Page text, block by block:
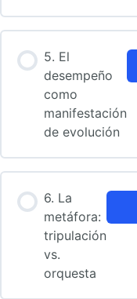
5. El
desempeño
como
manifestación
de evolución
6. La
metáfora:
tripulación
vs.
orquesta